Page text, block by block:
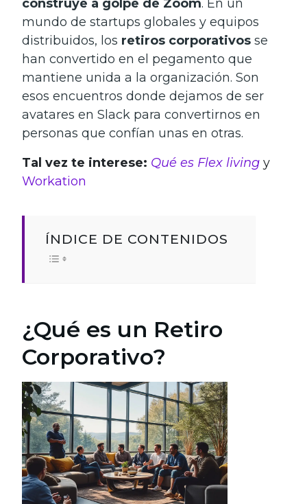
construye a golpe de Zoom. En un
mundo de startups globales y equipos
distribuidos, los retiros corporativos se
han convertido en el pegamento que
mantiene unida a la organización. Son
esos encuentros donde dejamos de ser
avatares en Slack para convertirnos en
personas que confían unas en otras.
Tal vez te interese: Qué es Flex living y
Workation
ÍNDICE DE CONTENIDOS
¿Qué es un Retiro
Corporativo?